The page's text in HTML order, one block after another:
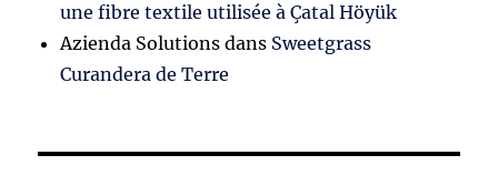
une fibre textile utilisée à Çatal Höyük
Azienda Solutions dans Sweetgrass
Curandera de Terre